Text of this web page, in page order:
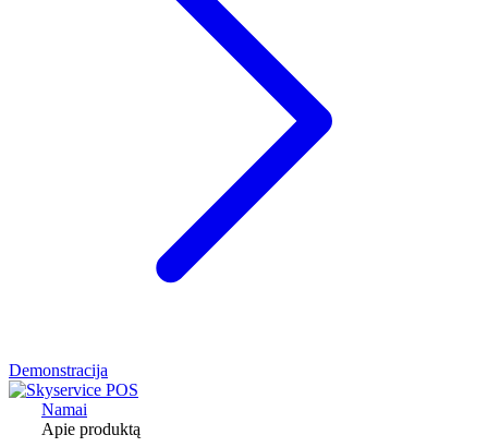
Demonstracija
Namai
Apie produktą